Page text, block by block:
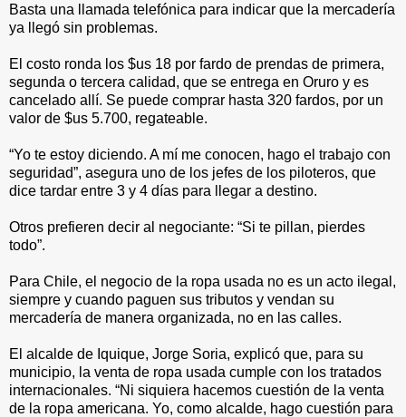
Basta una llamada telefónica para indicar que la mercadería
ya llegó sin problemas.
El costo ronda los $us 18 por fardo de prendas de primera,
segunda o tercera calidad, que se entrega en Oruro y es
cancelado allí. Se puede comprar hasta 320 fardos, por un
valor de $us 5.700, regateable.
“Yo te estoy diciendo. A mí me conocen, hago el trabajo con
seguridad”, asegura uno de los jefes de los piloteros, que
dice tardar entre 3 y 4 días para llegar a destino.
Otros prefieren decir al negociante: “Si te pillan, pierdes
todo”.
Para Chile, el negocio de la ropa usada no es un acto ilegal,
siempre y cuando paguen sus tributos y vendan su
mercadería de manera organizada, no en las calles.
El alcalde de Iquique, Jorge Soria, explicó que, para su
municipio, la venta de ropa usada cumple con los tratados
internacionales. “Ni siquiera hacemos cuestión de la venta
de la ropa americana. Yo, como alcalde, hago cuestión para